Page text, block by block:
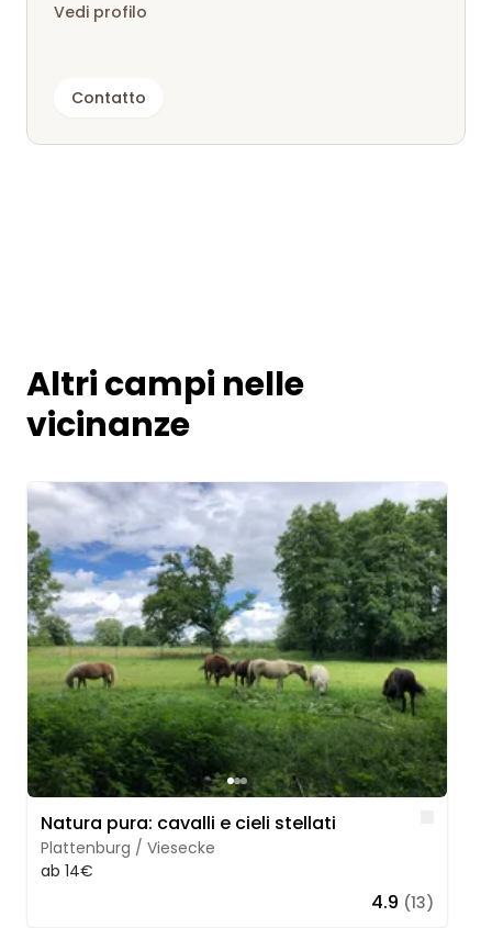
Vedi profilo
Contatto
Altri campi nelle
vicinanze
Image 1 of 3
Natura pura: cavalli e cieli stellati
Plattenburg / Viesecke
ab 14€
4.9 (13)